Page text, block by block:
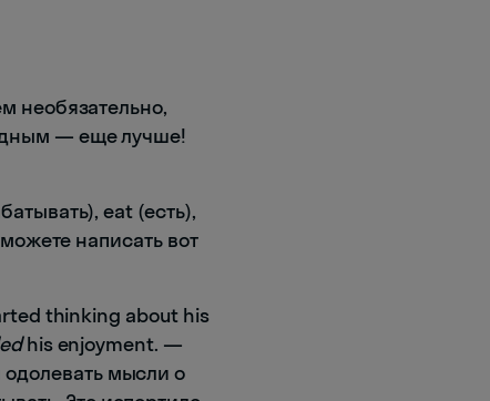
необязательно,
— еще лучше!
eat (есть),
написать вот
thinking about his
his enjoyment. —
мысли о